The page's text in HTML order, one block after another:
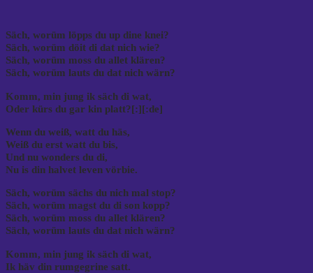
Säch, worüm löpps du up dine knei?
Säch, worüm döit di dat nich wie?
Säch, worüm moss du allet klären?
Säch, worüm lauts du dat nich wärn?
Komm, min jung ik säch di wat,
Oder kürs du gar kin platt?[:][:de]
Wenn du weiß, watt du häs,
Weiß du erst watt du bis,
Und nu wonders du di,
Nu is din halvet leven vörbie.
Säch, worüm sächs du nich mal stop?
Säch, worüm magst du di son kopp?
Säch, worüm moss du allet klären?
Säch, worüm lauts du dat nich wärn?
Komm, min jung ik säch di wat,
Ik häv din rumgegrine satt.